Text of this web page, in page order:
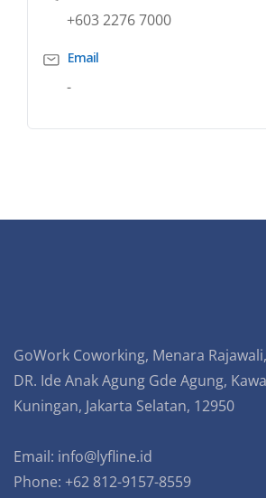
+603 2276 7000
Email
-
GoWork Coworking, Menara
DR. Ide Anak Agung Gde Agung,
Kuningan, Jakarta Selatan, 12950
Email: info@lyfline.id
Phone: +62 812-9157-8559